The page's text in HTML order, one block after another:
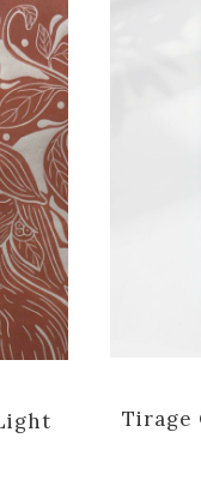
Tirage